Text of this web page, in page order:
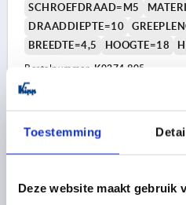
Toestemming
Deze website maakt gebruik
SCHROEFDRAAD=M5
DRAADDIEPTE=10
BREEDTE=4,5
HOOGTE=18
Bestelnummer: K0274.905
plus verzendkosten